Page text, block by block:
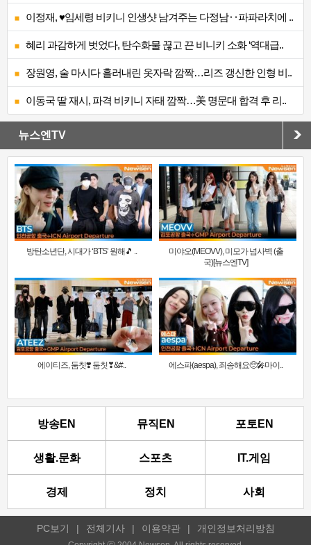
이정재, ♥임세령 비키니 인생샷 남겨주는 다정남‥파파라치에 ..
혜리 과감하게 벗었다, 탄수화물 끊고 끈 비니키 소화 ‘역대급..
장원영, 술 마시다 흘러내린 옷자락 깜짝…리즈 갱신한 인형 비..
이동국 딸 재시, 파격 비키니 자태 깜짝…美 명문대 합격 후 리..
뉴스엔TV
방탄소년단, 시대가 ‘BTS’ 원해🎵 ..
미야오(MEOVV), 미모가 넘사벽 (출
국)[뉴스엔TV]
에이티즈, 둠칫❣️ 둠칫❣&#.. 에스파(aespa), 죄송해요🥺🎤마이..
방송EN 뮤직EN 포토EN
생활.문화 스포츠 IT.게임
경제 정치 사회
PC보기 | 전체기사 | 이용약관 | 개인정보처리방침